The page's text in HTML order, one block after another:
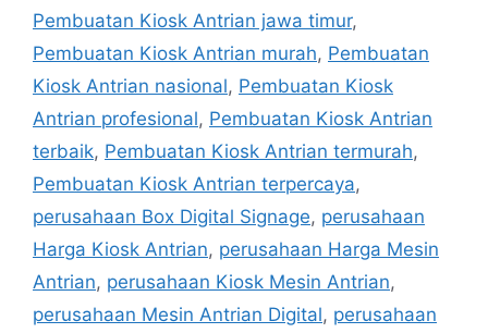
Pembuatan Kiosk Antrian jawa timur,
Pembuatan Kiosk Antrian murah, Pembuatan
Kiosk Antrian nasional, Pembuatan Kiosk
Antrian profesional, Pembuatan Kiosk Antrian
terbaik, Pembuatan Kiosk Antrian termurah,
Pembuatan Kiosk Antrian terpercaya,
perusahaan Box Digital Signage, perusahaan
Harga Kiosk Antrian, perusahaan Harga Mesin
Antrian, perusahaan Kiosk Mesin Antrian,
perusahaan Mesin Antrian Digital, perusahaan